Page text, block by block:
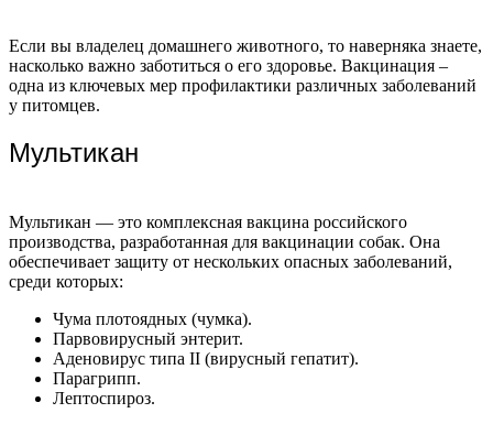
Если вы владелец домашнего животного, то наверняка знаете,
насколько важно заботиться о его здоровье. Вакцинация –
одна из ключевых мер профилактики различных заболеваний
у питомцев.
Мультикан
Мультикан — это комплексная вакцина российского
производства, разработанная для вакцинации собак. Она
обеспечивает защиту от нескольких опасных заболеваний,
среди которых:
Чума плотоядных (чумка).
Парвовирусный энтерит.
Аденовирус типа II (вирусный гепатит).
Парагрипп.
Лептоспироз.